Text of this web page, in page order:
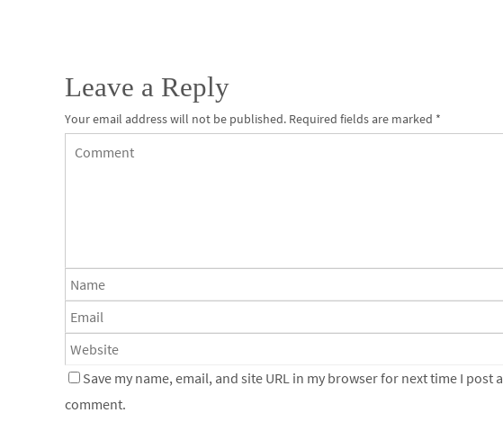
Leave a Reply
Your email address will not be published. Required fields are marked *
Save my name, email, and site URL in my browser for next time I post a
comment.